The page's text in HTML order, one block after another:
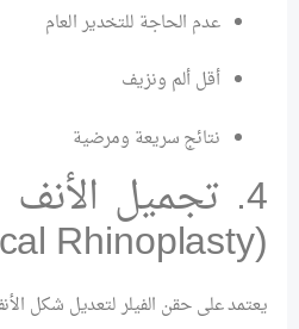
عدم الحاجة للتخدير العام
أقل ألم ونزيف
نتائج سريعة ومرضية
4. تجميل
(Non-Surgical Rhinoplasty)
يعتمد على حقن الفيلر لتعديل شكل